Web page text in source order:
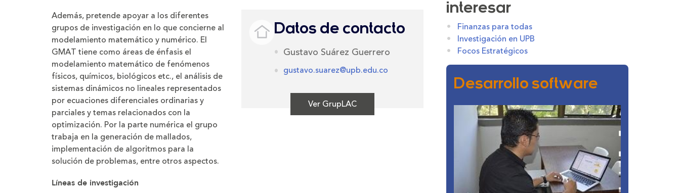
Además, pretende apoyar a los diferentes
grupos de investigación en lo que concierne al
modelamiento matemático y numérico. El
GMAT tiene como áreas de énfasis el
modelamiento matemático de fenómenos
físicos, químicos, biológicos etc., el análisis de
sistemas dinámicos no lineales representados
por ecuaciones diferenciales ordinarias y
parciales y temas relacionados con la
optimización. Por la parte numérica el grupo
trabaja en la generación de mallados,
implementación de algoritmos para la
solución de problemas, entre otros aspectos.
Datos de contacto
Gustavo Suárez Guerrero
gustavo.suarez@upb.edu.co​
Ver GrupLAC
Líneas de investigación
interesar
Finanzas para todas
Investigación en UPB
Focos Estratégicos
Desarrollo software